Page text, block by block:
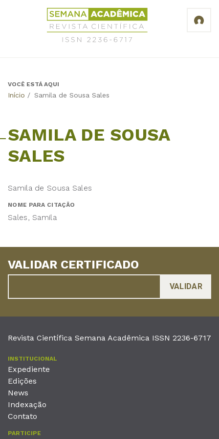
Revista
Científica
Semana
6717
Back
VOCÊ ESTÁ AQUI
Início / Samila de Sousa Sales
SAMILA DE SOUSA
SALES
Samila de Sousa Sales
NOME PARA CITAÇÃO
Sales, Samila
VALIDAR CERTIFICADO
Revista Científica Semana Acadêmica ISSN 2236-6717
INSTITUCIONAL
Expediente
Edições
News
Indexação
Contato
PARTICIPE